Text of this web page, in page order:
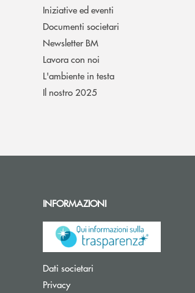
Iniziative ed eventi
Documenti societari
Newsletter BM
Lavora con noi
L'ambiente in testa
Il nostro 2025
INFORMAZIONI
Dati societari
PrivacyApre una nuova finestra